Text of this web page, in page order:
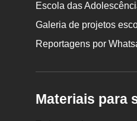
Escola das
Galeria de projetos
Reportagens por
Materiais para